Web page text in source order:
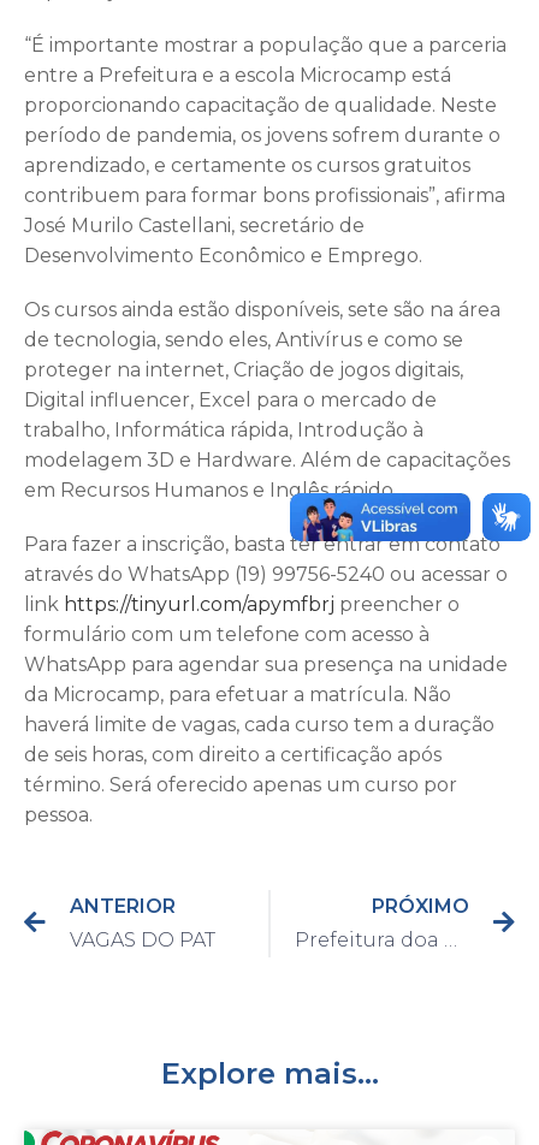
“É importante mostrar a população que a parceria
entre a Prefeitura e a escola Microcamp está
proporcionando capacitação de qualidade. Neste
período de pandemia, os jovens sofrem durante o
aprendizado, e certamente os cursos gratuitos
contribuem para formar bons profissionais”, afirma
José Murilo Castellani, secretário de
Desenvolvimento Econômico e Emprego.
Os cursos ainda estão disponíveis, sete são na área
de tecnologia, sendo eles, Antivírus e como se
proteger na internet, Criação de jogos digitais,
Digital influencer, Excel para o mercado de
trabalho, Informática rápida, Introdução à
modelagem 3D e Hardware. Além de capacitações
em Recursos Humanos e Inglês rápido.
Para fazer a inscrição, basta ter entrar em contato
através do WhatsApp (19) 99756-5240 ou acessar o
link https://tinyurl.com/apymfbrj preencher o
formulário com um telefone com acesso à
WhatsApp para agendar sua presença na unidade
da Microcamp, para efetuar a matrícula. Não
haverá limite de vagas, cada curso tem a duração
de seis horas, com direito a certificação após
término. Será oferecido apenas um curso por
pessoa.
ANTERIOR
VAGAS DO PAT
PRÓXIMO
Prefeitura doa brinquedos para Conselho Tutelar de Capivari
Explore mais...